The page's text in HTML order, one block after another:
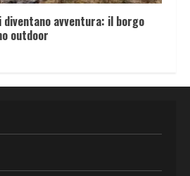
diventano avventura: il borgo
outdoor